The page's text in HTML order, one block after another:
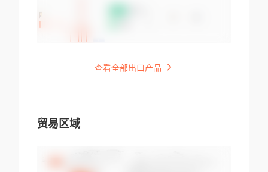
查看全部出口产品
贸易区域